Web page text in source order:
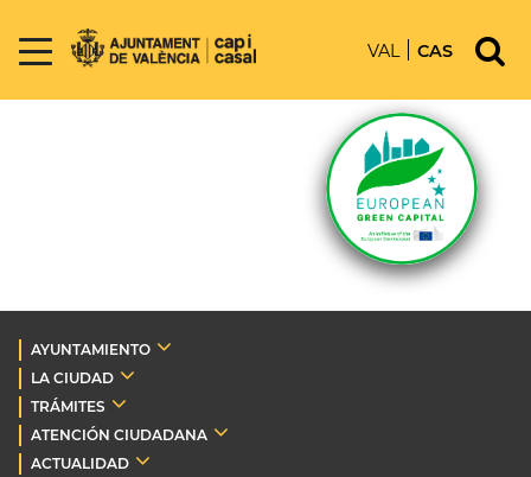
VAL CAS
AYUNTAMIENTO
LA CIUDAD
TRÁMITES
ATENCIÓN CIUDADANA
ACTUALIDAD